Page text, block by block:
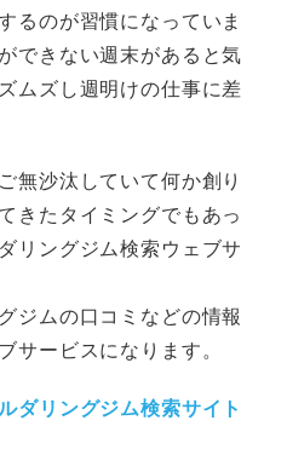
るのが習慣になっていま
できない週末があると気
ムズし週明けの仕事に差
無沙汰していて何か創り
きたタイミングでもあっ
リングジム検索ウェブサ
ジムの口コミなどの情報
サービスになります。
ダリングジム検索サイト